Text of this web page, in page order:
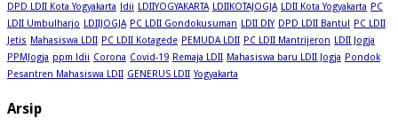
DPD LDII Kota Yogyakarta ldii LDIIYOGYAKARTA LDIIKOTAJOGJA LDII Kota Yogyakarta PC
LDII Umbulharjo LDIIJOGJA PC LDII Gondokusuman LDII DIY DPD LDII Bantul
PC LDII
Jetis Mahasiswa LDII PC LDII Kotagede PEMUDA LDII PC LDII Mantrijeron LDII Jogja
PPMJogja ppm ldii Corona Covid-19 Remaja LDII Mahasiswa baru LDII Jogja Pondok
Pesantren Mahasiswa LDII GENERUS LDII Yogyakarta
Arsip